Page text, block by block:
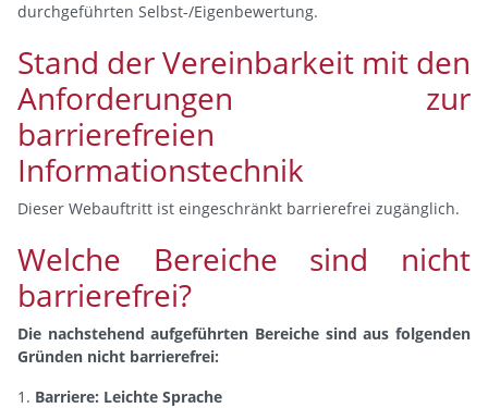
durchgeführten Selbst-/Eigenbewertung.
Stand der Vereinbarkeit mit den
Anforderungen zur
barrierefreien
Informationstechnik
Dieser Webauftritt ist eingeschränkt barrierefrei zugänglich.
Welche Bereiche sind nicht
barrierefrei?
Die nachstehend aufgeführten Bereiche sind aus folgenden
Gründen nicht barrierefrei:
Barriere: Leichte Sprache